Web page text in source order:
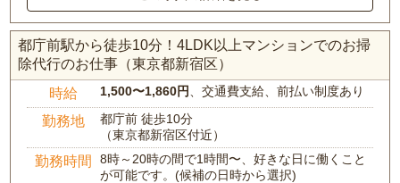
都庁前駅から徒歩10分！4LDK以上マンションでのお掃
除代行のお仕事（東京都新宿区）
時給 1,500〜1,860円 、交通費支給、前払い制度あり
勤務地
都庁前 徒歩10分
（東京都新宿区付近）
勤務時間
8時～20時の間で1時間〜、好きな日に働くこと
が可能です。(候補の日時から選択)